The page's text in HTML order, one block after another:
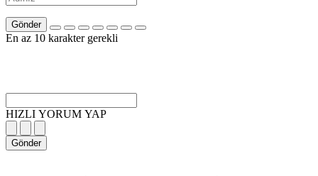
Gönder
En az 10 karakter gerekli
HIZLI YORUM YAP
Gönder